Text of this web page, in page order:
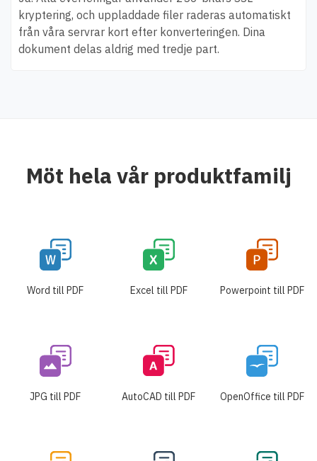
kryptering, och uppladdade filer raderas automatiskt
från våra servrar kort efter konverteringen. Dina
dokument delas aldrig med tredje part.
Möt hela vår produktfamilj
Word till PDF Excel till PDF Powerpoint till PDF
JPG till PDF AutoCAD till PDF OpenOffice till PDF